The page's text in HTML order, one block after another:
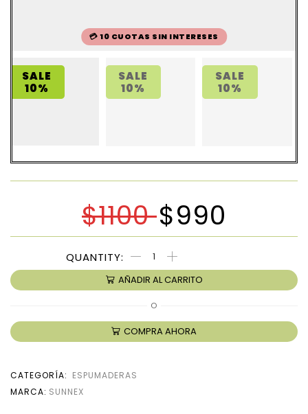
💳 10 CUOTAS SIN INTERESES
SALE
10%
SALE
10%
SALE
10%
$1100 $990
AÑADIR AL CARRITO
O
COMPRA AHORA
CATEGORÍA: ESPUMADERAS
MARCA: SUNNEX